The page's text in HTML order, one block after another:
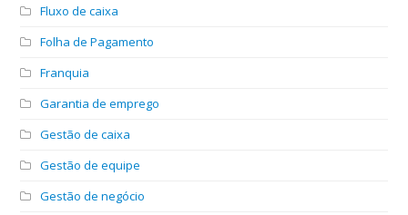
Fluxo de caixa
Folha de Pagamento
Franquia
Garantia de emprego
Gestão de caixa
Gestão de equipe
Gestão de negócio